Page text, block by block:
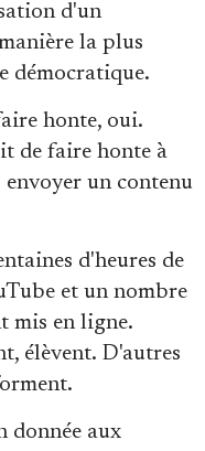
d'un
la plus
démocratique.
honte, oui.
de faire honte à
un contenu
d'heures de
et un nombre
mis en ligne.
élèvent. D'autres
donnée aux